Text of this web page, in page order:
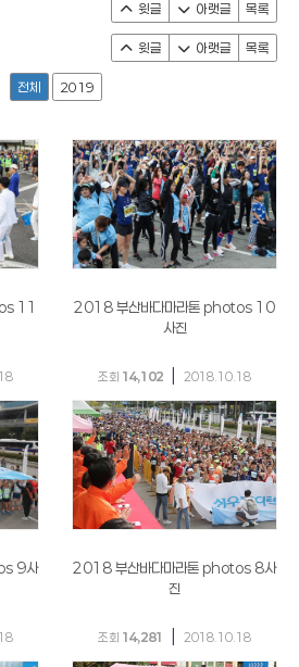
윗글 아랫글 목록
윗글 아랫글 목록
전체 2019
11
2018 부산바다마라톤 photos 10
사진
조회 14,102 2018.10.18
9사
2018 부산바다마라톤 photos 8사
진
조회 14,281 2018.10.18